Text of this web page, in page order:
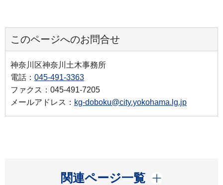
このページへのお問合せ
神奈川区神奈川土木事務所
電話： 045-491-3363
ファクス：045-491-7205
メールアドレス： kg-doboku@city.yokohama.lg.jp
関連ページ一覧
開く